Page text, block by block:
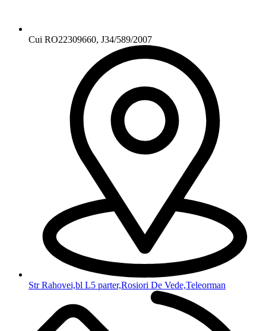
Cui RO22309660, J34/589/2007
Str Rahovei,bl L5 parter,Rosiori De Vede,Teleorman